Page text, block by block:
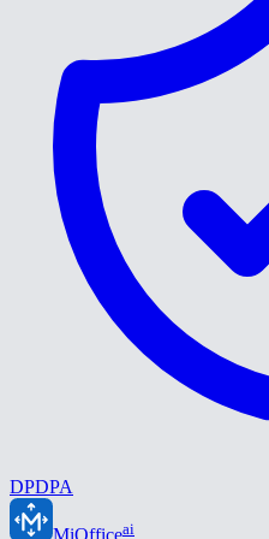
DPDPA
MiOfficeai